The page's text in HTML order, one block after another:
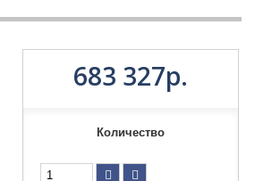
683 327р.
Количество